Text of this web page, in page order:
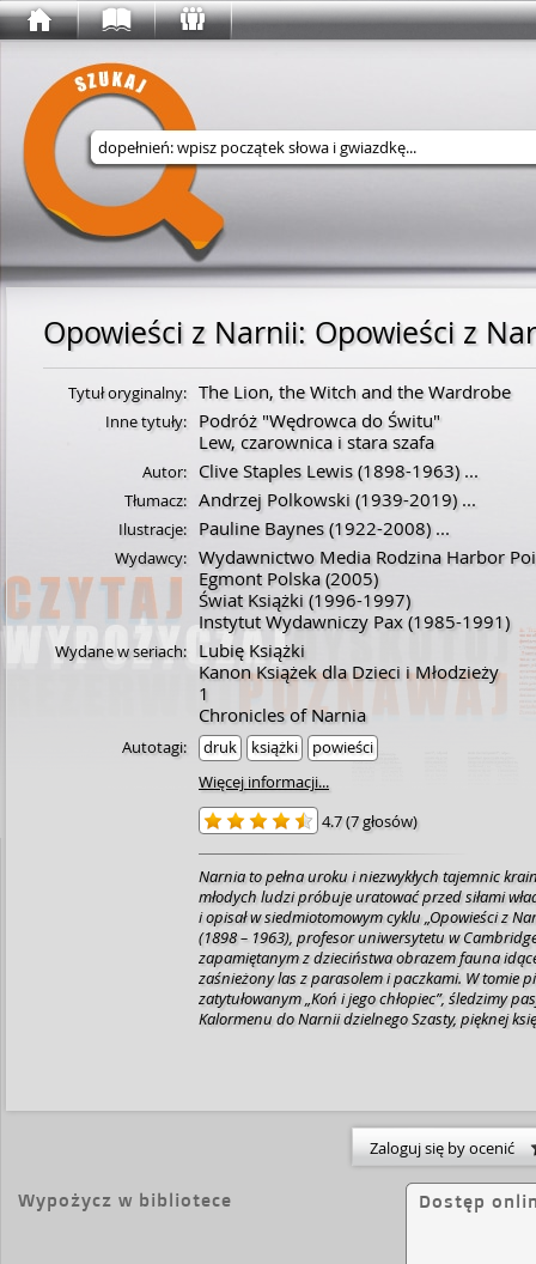
Wyszukaj w serwisie
Opowieści z Narnii: Opowieści z
Tytuł oryginalny: The Lion, the Witch and the Wardrobe
Inne tytuły:
Podróż "Wędrowca do Świtu"
Lew, czarownica i stara szafa
Autor: Clive Staples Lewis(1898-1963)...
Tłumacz: Andrzej Polkowski (1939-2019)...
Ilustracje: Pauline Baynes(1922-2008)...
Wydawcy: Wydawnictwo Media Rodzina Harbor
Egmont Polska(2005)
Świat Książki (1996-1997)
Instytut Wydawniczy Pax (1985-1991)
Wydane w seriach:
Lubię Książki
Kanon Książek dla Dzieci i Młodzieży
1
Chronicles of Narnia
Autotagi: druk książki
powieści
Więcej informacji...
4.7(7 głosów)
Narnia to pełna uroku i niezwykłych tajemnic
młodych ludzi próbuje uratować przed siłami
i opisał w siedmiotomowym cyklu „Opowieści z
(1898 – 1963), profesor uniwersytetu w
zapamiętanym z dzieciństwa obrazem fauna
zaśnieżony las z parasolem i paczkami. W tomie piątym,
zatytułowanym „Koń i jego chłopiec”, śledzimy
Kalormenu do Narnii dzielnego Szasty, pięknej
Zaloguj się by ocenić
Wypożycz w bibliotece Dostęp